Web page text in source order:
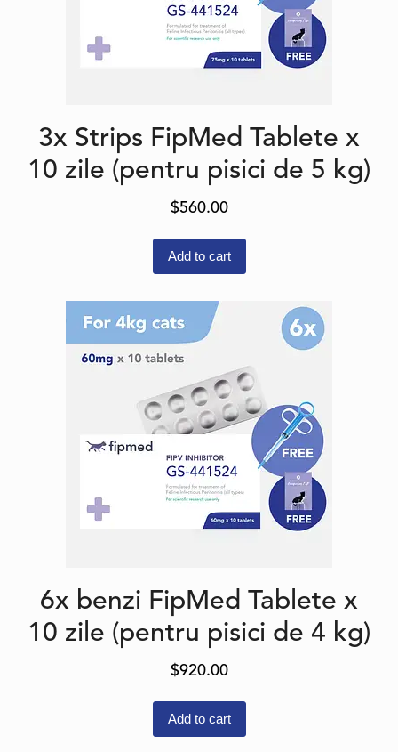
3x Strips FipMed Tablete x
10 zile (pentru pisici de 5 kg)
$560.00
Add to cart
6x benzi FipMed Tablete x
10 zile (pentru pisici de 4 kg)
$920.00
Add to cart